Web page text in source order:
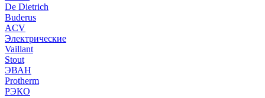
De Dietrich
Buderus
ACV
Электрические
Vaillant
Stout
ЭВАН
Protherm
РЭКО